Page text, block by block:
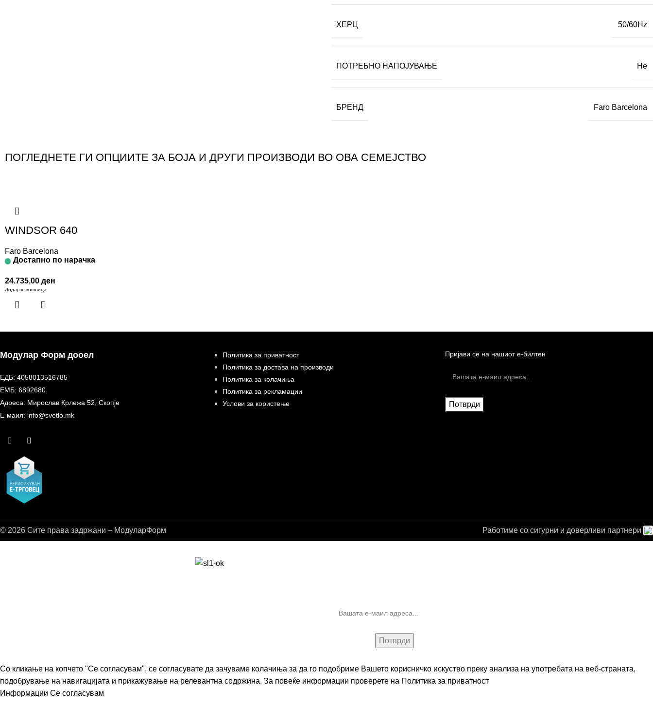
ХЕРЦ 50/60Hz
ПОТРЕБНО НАПОЈУВАЊЕ Не
БРЕНД Faro Barcelona
ПОГЛЕДНЕТЕ ГИ ОПЦИИТЕ ЗА БОЈА И ДРУГИ ПРОИЗВОДИ ВО ОВА СЕМЕЈСТВО
WINDSOR 640
Faro Barcelona
Достапно по нарачка
24.735,00 ден
Додај во кошница
Модулар Форм дооел
ЕДБ: 4058013516785
ЕМБ: 6892680
Адреса: Мирослав Крлежа 52, Скопје
Е-маил: info@svetlo.mk
Политика за приватност
Политика за достава на производи
Политика за колачиња
Политика за рекламации
Услови за користење
Пријави се на нашиот е-билтен
© 2026 Сите права задржани – МодуларФорм Работиме со сигурни и доверливи партнери
Со кликање на копчето "Се согласувам", се согласувате да зачуваме колачиња за да го подобриме Вашето корисничко искуство преку анализа на употребата на веб-страната,
подобрување на навигацијата и прикажување на релевантна содржина. За повеќе информации проверете на Политика за приватност
Информации Се согласувам